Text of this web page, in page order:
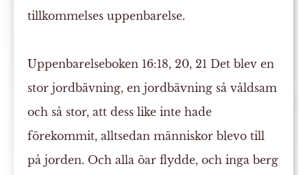
tillkommelses uppenbarelse.
Uppenbarelseboken 16:18, 20, 21 Det blev en
storjordbävning, en jordbävning så våldsam
och så stor, att dess like inte hade
förekommit, alltsedan människor blevo till
på jorden. Och alla öar flydde, och inga berg